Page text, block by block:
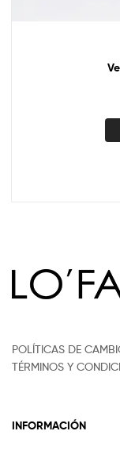
POLÍTICAS DE
TÉRMINOS Y
INFORMACIÓN